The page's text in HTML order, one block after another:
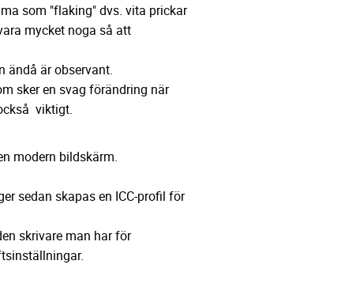
som "flaking" dvs. vita prickar
mycket noga så att
ändå är observant.
sker en svag förändring när
viktigt.
modern bildskärm.
sedan skapas en ICC-profil för
skrivare man har för